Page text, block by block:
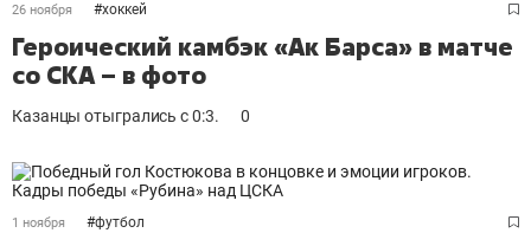
26 ноября #хоккей
Героический камбэк «Ак Барса» в матче
со СКА – в фото
Казанцы отыгрались с 0:3. 0
1 ноября #футбол